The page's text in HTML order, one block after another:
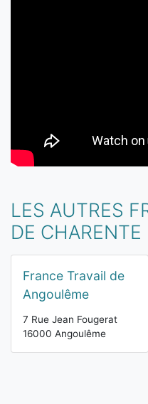
LES AUTRES
DE CHARENTE
France Travail de
Angoulême
7 Rue Jean Fougerat
16000 Angoulême